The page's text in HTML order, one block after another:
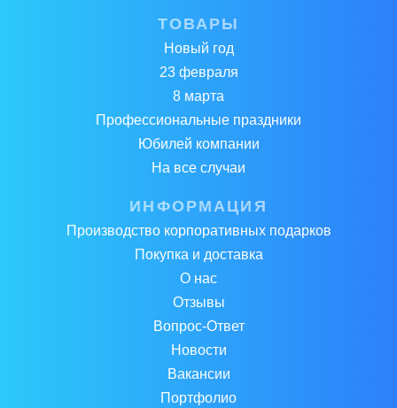
ТОВАРЫ
Новый год
23 февраля
8 марта
Профессиональные праздники
Юбилей компании
На все случаи
ИНФОРМАЦИЯ
Производство корпоративных подарков
Покупка и доставка
О нас
Отзывы
Вопрос-Ответ
Новости
Вакансии
Портфолио